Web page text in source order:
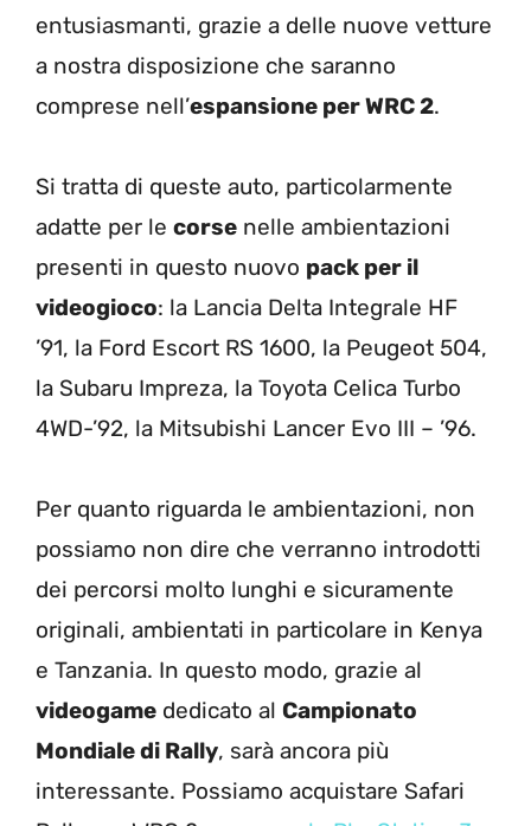
entusiasmanti, grazie a delle nuove vetture
a nostra disposizione che saranno
comprese nell’espansione per WRC 2.
Si tratta di queste auto, particolarmente
adatte per le corse nelle ambientazioni
presenti in questo nuovo pack per il
videogioco: la Lancia Delta Integrale HF
’91, la Ford Escort RS 1600, la Peugeot 504,
la Subaru Impreza, la Toyota Celica Turbo
4WD-’92, la Mitsubishi Lancer Evo III – ’96.
Per quanto riguarda le ambientazioni, non
possiamo non dire che verranno introdotti
dei percorsi molto lunghi e sicuramente
originali, ambientati in particolare in Kenya
e Tanzania. In questo modo, grazie al
videogame dedicato al Campionato
Mondiale di Rally, sarà ancora più
interessante. Possiamo acquistare Safari